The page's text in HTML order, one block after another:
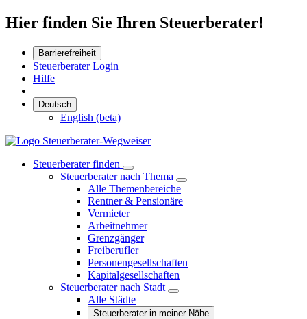
Hier finden Sie Ihren Steuerberater!
Barrierefreiheit
Steuerberater Login
Hilfe
Deutsch
English (beta)
Steuerberater finden
Steuerberater nach Thema
Alle Themenbereiche
Rentner & Pensionäre
Vermieter
Arbeitnehmer
Grenzgänger
Freiberufler
Personengesellschaften
Kapitalgesellschaften
Steuerberater nach Stadt
Alle Städte
Steuerberater in meiner Nähe